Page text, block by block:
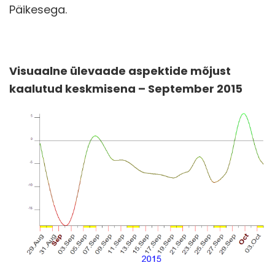
Päikesega.
Visuaalne ülevaade aspektide mõjust
kaalutud keskmisena – September 2015